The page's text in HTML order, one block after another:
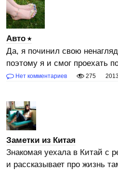
Авто
Да, я починил свою
поэтому я и смог проехать
Нет комментариев 275 2013
Заметки из Китая
Знакомая уехала в Китай с
и рассказывает про жизнь